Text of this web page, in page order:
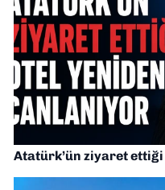
Atatürk’ün ziyaret